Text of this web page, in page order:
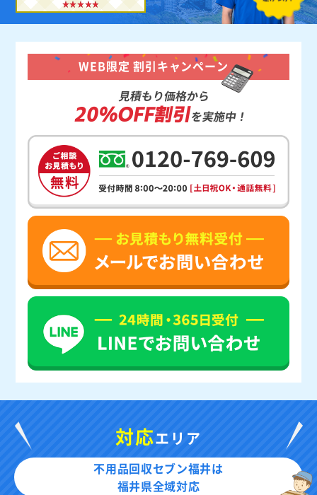
WEB限定 割引キャンペーン
見積もり価格から
20%OFF割引を実施中！
対応エリア
不用品回収セブン福井は
福井県全域対応